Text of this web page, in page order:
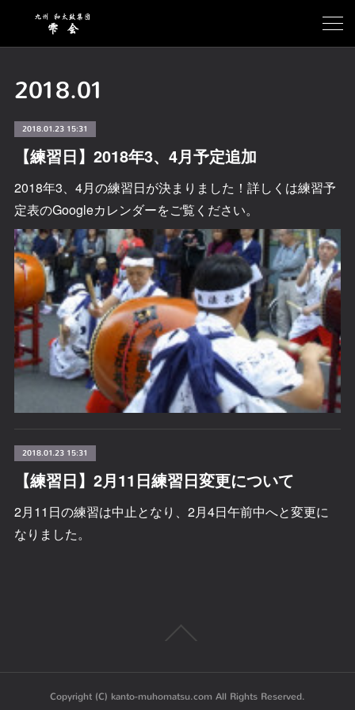
2018.01
2018.01.23 15:31
【練習日】2018年3、4月予定追加
2018年3、4月の練習日が決まりました！詳しくは練習予
定表のGoogleカレンダーをご覧ください。
2018.01.23 15:31
【練習日】2月11日練習日変更について
2月11日の練習は中止となり、2月4日午前中へと変更に
なりました。
Copyright (C) kanto-muhomatsu.com All Rights Reserved.